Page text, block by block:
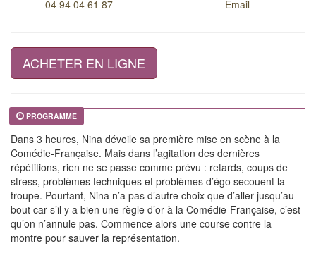
04 94 04 61 87 Email
ACHETER EN LIGNE
PROGRAMME
Dans 3 heures, Nina dévoile sa première mise en scène à la
Comédie-Française. Mais dans l’agitation des dernières
répétitions, rien ne se passe comme prévu : retards, coups de
stress, problèmes techniques et problèmes d’égo secouent la
troupe. Pourtant, Nina n’a pas d’autre choix que d’aller jusqu’au
bout car s’il y a bien une règle d’or à la Comédie-Française, c’est
qu’on n’annule pas. Commence alors une course contre la
montre pour sauver la représentation.